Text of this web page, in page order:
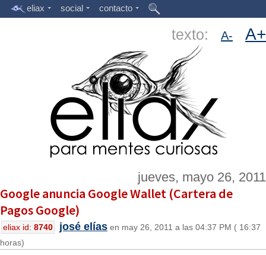
eliax social contacto
texto: A- A+
jueves, mayo 26, 2011
Google anuncia Google Wallet (Cartera de
Pagos Google)
eliax id: 8740 josé elías en may 26, 2011 a las 04:37 PM ( 16:37
horas)